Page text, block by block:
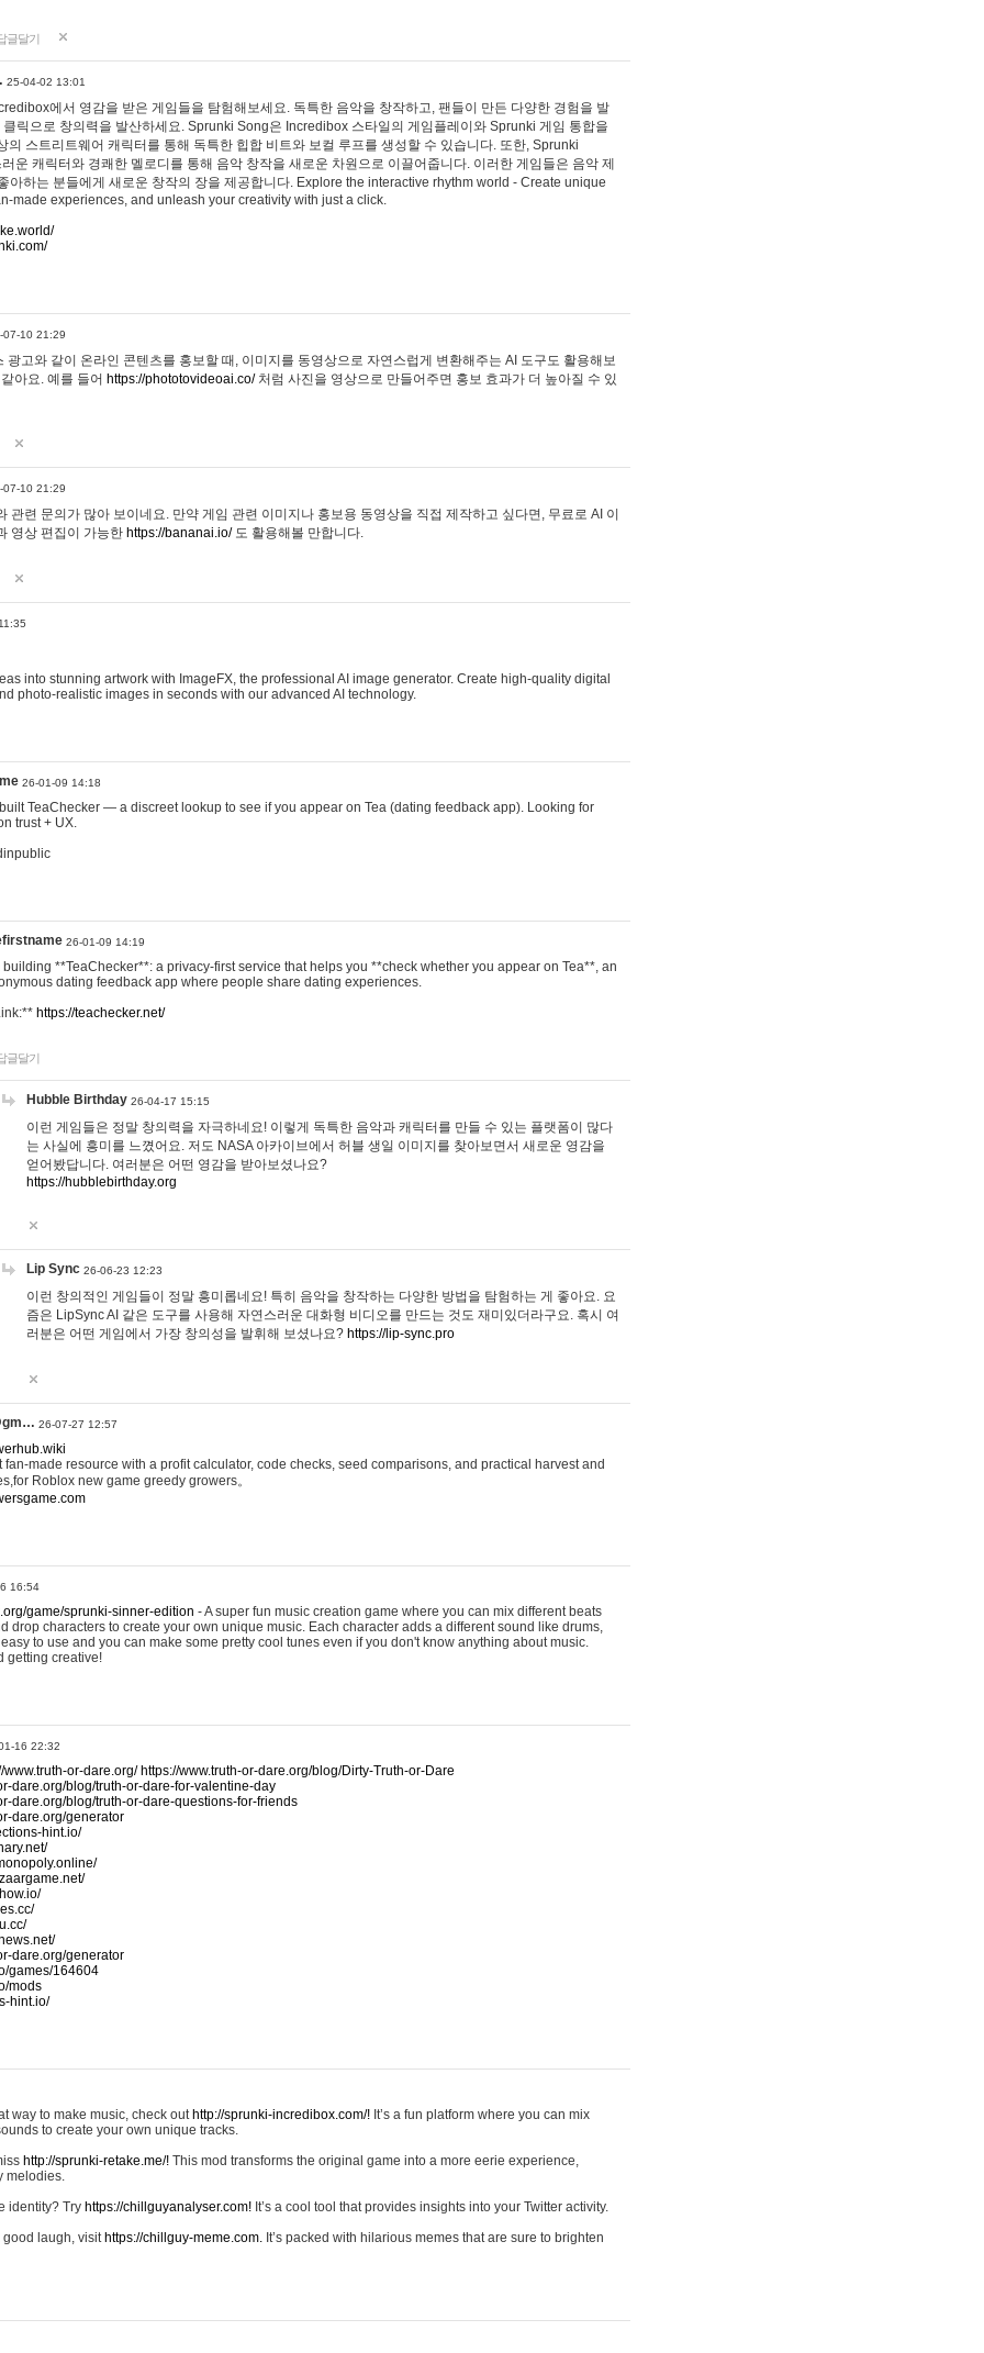
글달기
25-04-02 13:01
에서 영감을 받은 게임들을 탐험해보세요. 독특한 음악을 창작하고, 팬들이 만든 다양한 경험을 발
클릭으로 창의력을 발산하세요. Sprunki Song은 Incredibox 스타일의 게임플레이와 Sprunki 게임 통합을
의 스트리트웨어 캐릭터를 통해 독특한 힙합 비트와 보컬 루프를 생성할 수 있습니다. 또한, Sprunki
운 캐릭터와 경쾌한 멜로디를 통해 음악 창작을 새로운 차원으로 이끌어줍니다. 이러한 게임들은 음악 제
아하는 분들에게 새로운 창작의 장을 제공합니다. Explore the interactive rhythm world - Create unique
made experiences, and unleash your creativity with just a click.
07-10 21:29
광고와 같이 온라인 콘텐츠를 홍보할 때, 이미지를 동영상으로 자연스럽게 변환해주는 AI 도구도 활용해보
아요. 예를 들어 https://phototovideoai.co/처럼 사진을 영상으로 만들어주면 홍보 효과가 더 높아질 수 있
07-10 21:29
관련 문의가 많아 보이네요. 만약 게임 관련 이미지나 홍보용 동영상을 직접 제작하고 싶다면, 무료로 AI 이
영상 편집이 가능한 https://bananai.io/도 활용해볼 만합니다.
into stunning artwork with ImageFX, the professional AI image generator. Create high-quality digital
photo-realistic images in seconds with our advanced AI technology.
26-01-09 14:18
TeaChecker — a discreet lookup to see if you appear on Tea (dating feedback app). Looking for
trust + UX.
26-01-09 14:19
building **TeaChecker**: a privacy-first service that helps you **check whether you appear on Tea**, an
dating feedback app where people share dating experiences.
https://teachecker.net/
글달기
Hubble Birthday 26-04-17 15:15
이런 게임들은 정말 창의력을 자극하네요! 이렇게 독특한 음악과 캐릭터를 만들 수 있는 플랫폼이 많다
는 사실에 흥미를 느꼈어요. 저도 NASA 아카이브에서 허블 생일 이미지를 찾아보면서 새로운 영감을
얻어봤답니다. 여러분은 어떤 영감을 받아보셨나요?
https://hubblebirthday.org
Lip Sync 26-06-23 12:23
이런 창의적인 게임들이 정말 흥미롭네요! 특히 음악을 창작하는 다양한 방법을 탐험하는 게 좋아요. 요
즘은 LipSync AI 같은 도구를 사용해 자연스러운 대화형 비디오를 만드는 것도 재미있더라구요. 혹시 여
러분은 어떤 게임에서 가장 창의성을 발휘해 보셨나요? https://lip-sync.pro
26-07-27 12:57
made resource with a profit calculator, code checks, seed comparisons, and practical harvest and
Roblox new game greedy growers。
16:54
game/sprunki-sinner-edition - A super fun music creation game where you can mix different beats
drop characters to create your own unique music. Each character adds a different sound like drums,
to use and you can make some pretty cool tunes even if you don't know anything about music.
getting creative!
16 22:32
www.truth-or-dare.org/ https://www.truth-or-dare.org/blog/Dirty-Truth-or-Dare
dare.org/blog/truth-or-dare-for-valentine-day
dare.org/blog/truth-or-dare-questions-for-friends
dare.org/generator
hint.io/
dare.org/generator
games/164604
mods
hint.io/
way to make music, check out http://sprunki-incredibox.com/! It’s a fun platform where you can mix
to create your own unique tracks.
http://sprunki-retake.me/! This mod transforms the original game into a more eerie experience,
melodies.
identity? Try https://chillguyanalyser.com! It’s a cool tool that provides insights into your Twitter activity.
good laugh, visit https://chillguy-meme.com. It’s packed with hilarious memes that are sure to brighten